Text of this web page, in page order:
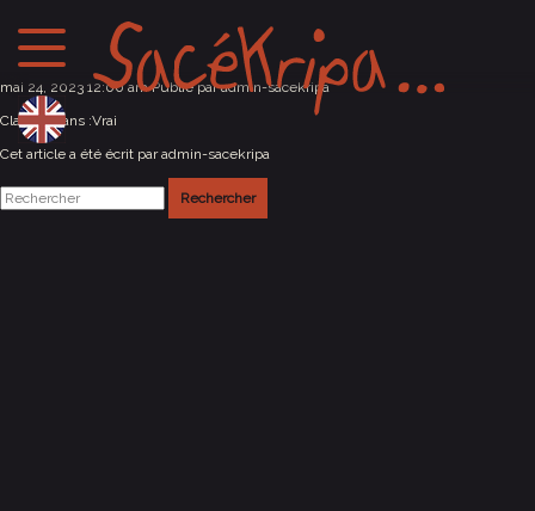
Sion / Suisse
mai 24, 2023 12:00 am Publié paradmin-sacekripa
Classés dans :Vrai
Cet article a été écrit par admin-sacekripa
Rechercher